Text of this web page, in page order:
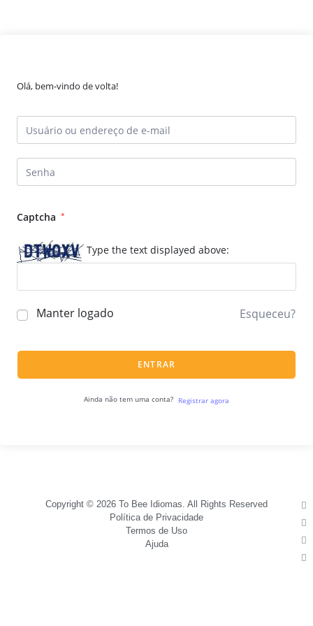
Olá, bem-vindo de volta!
Captcha *
Type the text displayed above:
Manter logado Esqueceu?
ENTRAR
Ainda não tem uma conta? Registrar agora
Copyright © 2026 To Bee Idiomas. All Rights Reserved
Política de Privacidade
Termos de Uso
Ajuda